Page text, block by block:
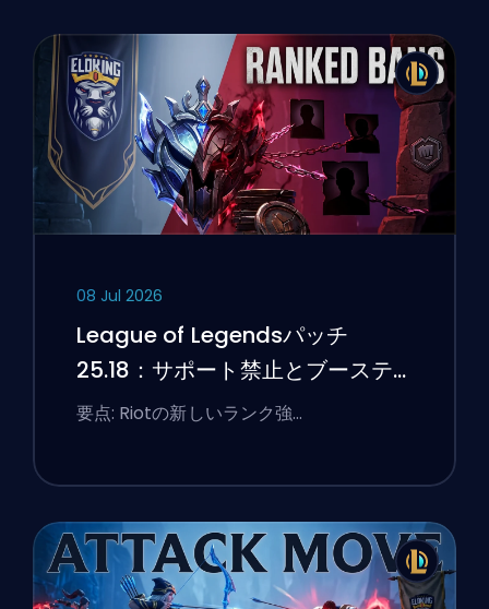
08 Jul 2026
League of Legendsパッチ
25.18：サポート禁止とブーステ
ィングのフラグ
要点: Riotの新しいランク強…